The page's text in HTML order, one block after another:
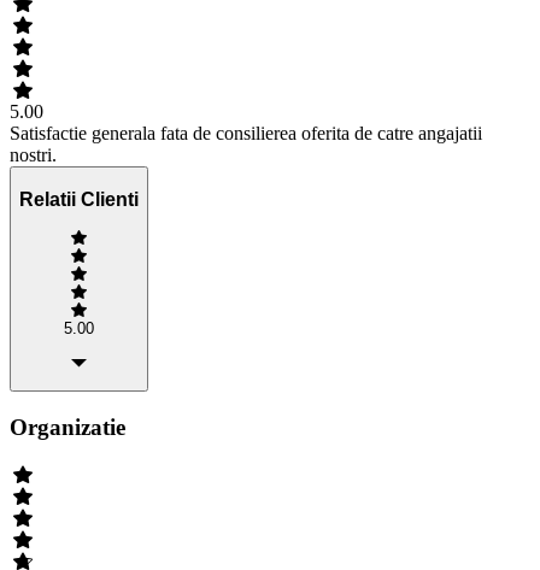
5.00
Satisfactie generala fata de consilierea oferita de catre angajatii
nostri.
Relatii Clienti
5.00
Organizatie